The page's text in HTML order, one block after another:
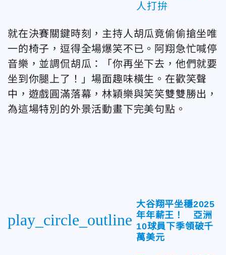
人打拚
就在決賽關鍵時刻，主持人胡瓜竟偷偷搶坐唯
一的椅子，逗得全場爆笑不已。阿翔急忙喊停
音樂，並調侃胡瓜：「你再坐下去，他們就要
坐到你腿上了！」場面趣味橫生。在歡笑聲
中，遊戲圓滿落幕，林穎樂與笑笑雙雙勝出，
為這場特別的外景活動畫下完美句點。
play_circle_outline
大谷翔平坐穩2025
年年薪王！ 亞洲
10球員下季領破千
萬美元